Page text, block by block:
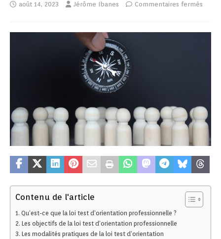
août 14, 2023 Jérôme Ibanes Commentaires fermés
Contenu de l'article
Qu’est-ce que la loi test d’orientation professionnelle ?
Les objectifs de la loi test d’orientation professionnelle
Les modalités pratiques de la loi test d’orientation